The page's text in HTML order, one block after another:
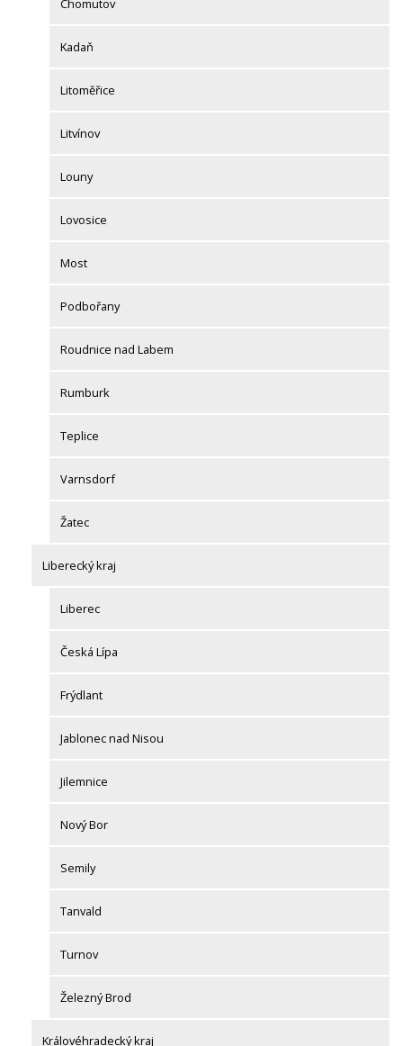
Chomutov
Kadaň
Litoměřice
Litvínov
Louny
Lovosice
Most
Podbořany
Roudnice nad Labem
Rumburk
Teplice
Varnsdorf
Žatec
Liberecký kraj
Liberec
Česká Lípa
Frýdlant
Jablonec nad Nisou
Jilemnice
Nový Bor
Semily
Tanvald
Turnov
Železný Brod
Královéhradecký kraj